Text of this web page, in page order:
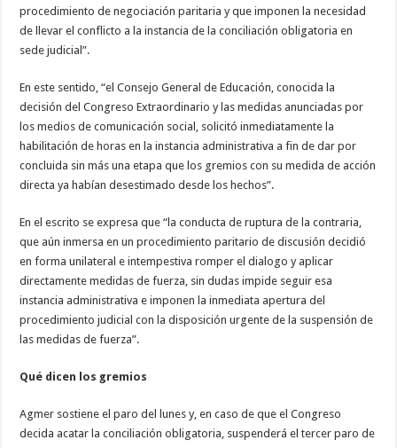
procedimiento de negociación paritaria y que imponen la necesidad
de llevar el conflicto a la instancia de la conciliación obligatoria en
sede judicial”.
En este sentido, “el Consejo General de Educación, conocida la
decisión del Congreso Extraordinario y las medidas anunciadas por
los medios de comunicación social, solicitó inmediatamente la
habilitación de horas en la instancia administrativa a fin de dar por
concluida sin más una etapa que los gremios con su medida de acción
directa ya habían desestimado desde los hechos”.
En el escrito se expresa que “la conducta de ruptura de la contraria,
que aún inmersa en un procedimiento paritario de discusión decidió
en forma unilateral e intempestiva romper el dialogo y aplicar
directamente medidas de fuerza, sin dudas impide seguir esa
instancia administrativa e imponen la inmediata apertura del
procedimiento judicial con la disposición urgente de la suspensión de
las medidas de fuerza”.
Qué dicen los gremios
Agmer sostiene el paro del lunes y, en caso de que el Congreso
decida acatar la conciliación obligatoria, suspenderá el tercer paro de